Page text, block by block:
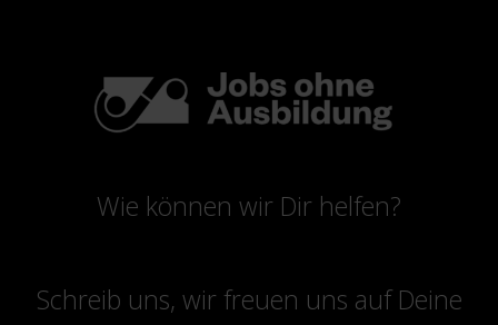
Wie können wir Dir helfen?
Schreib uns, wir freuen uns auf Deine